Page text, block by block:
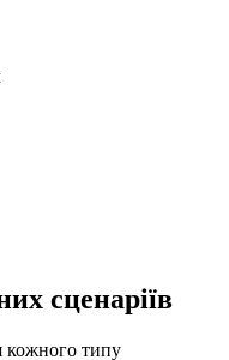
сценаріїв
кожного типу